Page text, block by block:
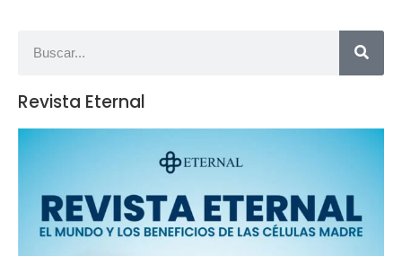
Revista Eternal